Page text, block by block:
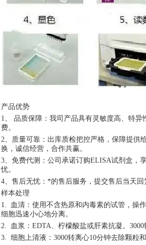
产品优势
1、 品质保障：我司产品具有灵敏度高、特
费。
2、质量可靠：出库质检把控严格，保障提供
换，诚信经营，合作共赢。
3、免费代测：公司承诺订购ELISA试剂盒，
忧。
4、售后无忧：*的售后服务，提交售后当天
样本处理
1. 血清：使用不含热原和内毒素的试管，操
细胞迅速小心地分离。
2. 血浆：EDTA、柠檬酸盐或肝素抗凝。3000
3. 细胞上清液：3000转离心10分钟去除颗粒和